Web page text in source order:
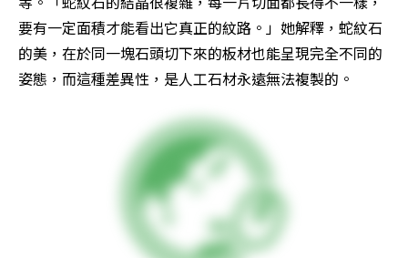
要有一定面積才能看出它真正的紋路。」她解釋，蛇紋石
的美，在於同一塊石頭切下來的板材也能呈現完全不同的
姿態，而這種差異性，是人工石材永遠無法複製的。